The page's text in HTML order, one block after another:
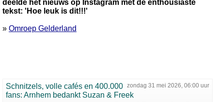
deelde het nieuws op Instagram met de enthousiaste
tekst: 'Hoe leuk is dit!!!'
» Omroep Gelderland
zondag 31 mei 2026, 06:00 uur
Schnitzels, volle cafés en 400.000
fans: Arnhem bedankt Suzan & Freek